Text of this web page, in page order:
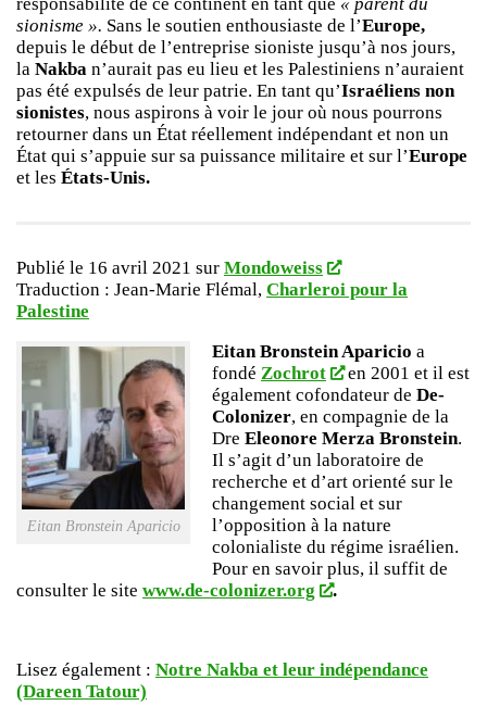
sionisme ». Sans le soutien enthousiaste de l’Europe,
depuis le début de l’entreprise sioniste jusqu’à nos jours,
la Nakba n’aurait pas eu lieu et les Palestiniens n’auraient
pas été expulsés de leur patrie. En tant qu’Israéliens non
sionistes, nous aspirons à voir le jour où nous pourrons
retourner dans un État réellement indépendant et non un
État qui s’appuie sur sa puissance militaire et sur l’Europe
et les États-Unis.
Publié le 16 avril 2021 sur Mondoweiss
Traduction : Jean-Marie Flémal, Charleroi pour la
Palestine
Eitan Bronstein Aparicio
Eitan Bronstein Aparicio a
fondé Zochrot
en 2001 et il est
également cofondateur de De-
Colonizer, en compagnie de la
Dre Eleonore Merza Bronstein.
Il s’agit d’un laboratoire de
recherche et d’art orienté sur le
changement social et sur
l’opposition à la nature
colonialiste du régime israélien.
Pour en savoir plus, il suffit de
consulter le site www.de-colonizer.org .
Lisez également : Notre Nakba et leur indépendance
(Dareen Tatour)